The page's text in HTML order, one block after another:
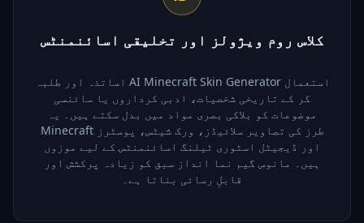
کلاس روم ویژولز اور تخلیقی اسائنمنٹس
اساتذہ اور طلبہ AI Minecraft Skin Generator استعمال
کر کے تاریخی شخصیات، ادبی کرداروں یا سائنسی
موضوعات کو بلاکی بصری مواد میں بدل سکتے ہیں۔ یہ
Minecraft طرز کی تصاویر سلائیڈز، ورک شیٹس، پوسٹرز
اور ڈیجیٹل اسٹوری ٹیلنگ اسائنمنٹس کے لیے موزوں
ہیں۔ مانوس گیم نما انداز سبق کو زیادہ پرکشش اور
قابلِ رسائی بناتا ہے۔